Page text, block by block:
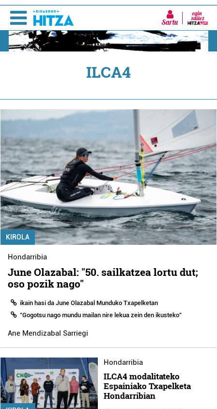
Sartu
ILCA4
KIROLA
Hondarribia
June Olazabal: "50. sailkatzea lortu dut;
oso pozik nago"
ikain hasi da June Olazabal Munduko Txapelketan
"Gogotsu nago mundu mailan nire lekua zein den ikusteko"
Ane Mendizabal Sarriegi
Hondarribia
ILCA4 modalitateko
Espainiako Txapelketa
Hondarribian